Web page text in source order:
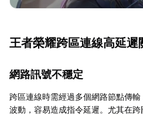
王者榮耀跨區連線高延遲
網路訊號不穩定
跨區連線時需經過多個網路節點傳
波動，容易造成指令延遲。尤其在